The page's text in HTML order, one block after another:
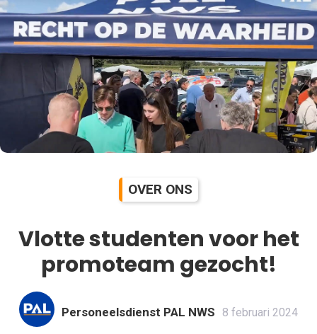
OVER ONS
Vlotte studenten voor het
promoteam gezocht!
Personeelsdienst PAL NWS 8 februari 2024